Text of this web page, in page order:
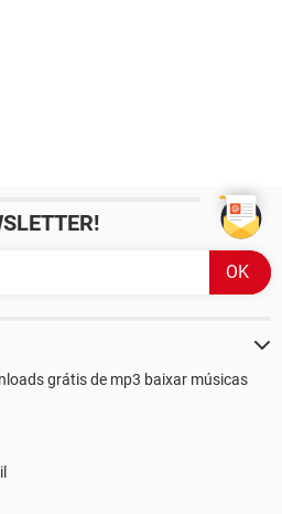
grátis de mp3 baixar músicas